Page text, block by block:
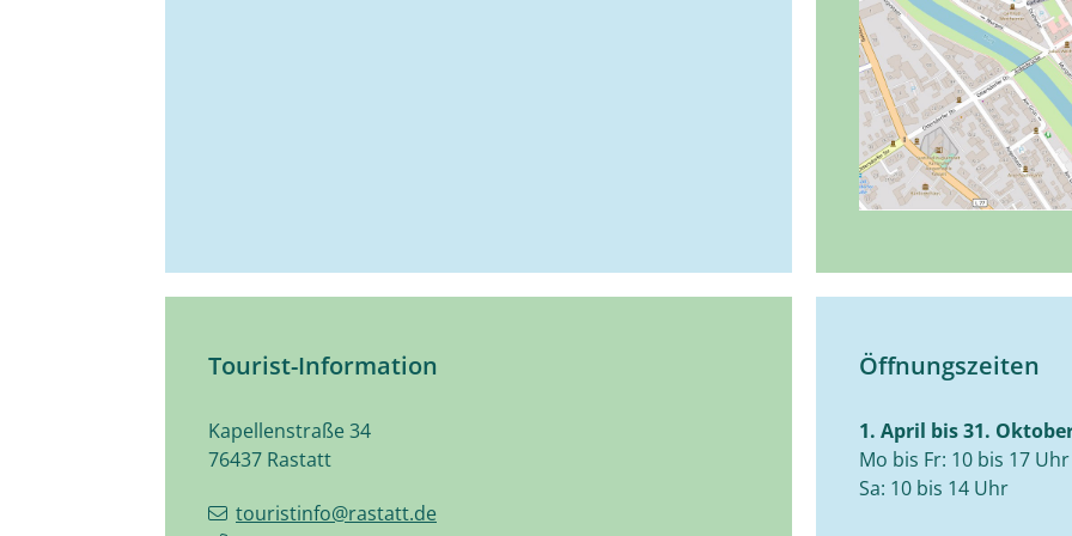
Tourist-Information
Kapellenstraße 34
76437 Rastatt
touristinfo@rastatt.de
Öffnungszeiten
1. April bis 31.
Mo bis Fr: 10 bis 17 Uhr
Sa: 10 bis 14 Uhr